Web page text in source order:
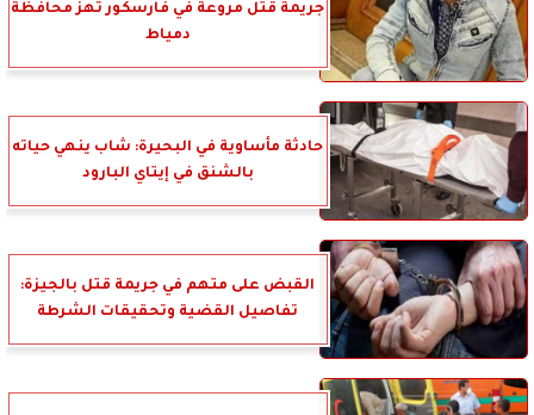
جريمة قتل مروعة في فارسكور تهز محافظة
دمياط
حادثة مأساوية في البحيرة: شاب ينهي حياته
بالشنق في إيتاي البارود
القبض على متهم في جريمة قتل بالجيزة:
تفاصيل القضية وتحقيقات الشرطة